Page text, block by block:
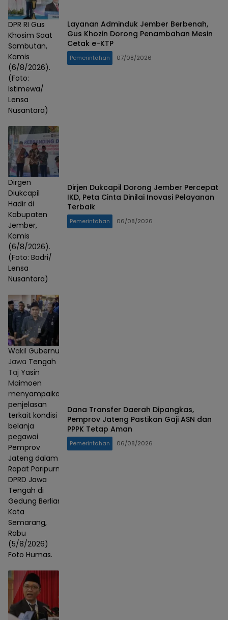
DPR RI Gus
Khosim Saat
Sambutan,
Kamis
(6/8/2026).
(Foto:
Istimewa/
Lensa
Nusantara)
Layanan Adminduk Jember Berbenah,
Gus Khozin Dorong Penambahan Mesin
Cetak e-KTP
Pemerintahan 07/08/2026
Dirgen
Diukcapil
Hadir di
Kabupaten
Jember,
Kamis
(6/8/2026).
(Foto: Badri/
Lensa
Nusantara)
Dirjen Dukcapil Dorong Jember Percepat
IKD, Peta Cinta Dinilai Inovasi Pelayanan
Terbaik
Pemerintahan 06/08/2026
Wakil Gubernur
Jawa Tengah
Taj Yasin
Maimoen
menyampaikan
penjelasan
terkait kondisi
belanja
pegawai
Pemprov
Jateng dalam
Rapat Paripurna
DPRD Jawa
Tengah di
Gedung Berlian,
Kota
Semarang,
Rabu
(5/8/2026)
Foto Humas.
Dana Transfer Daerah Dipangkas,
Pemprov Jateng Pastikan Gaji ASN dan
PPPK Tetap Aman
Pemerintahan 06/08/2026